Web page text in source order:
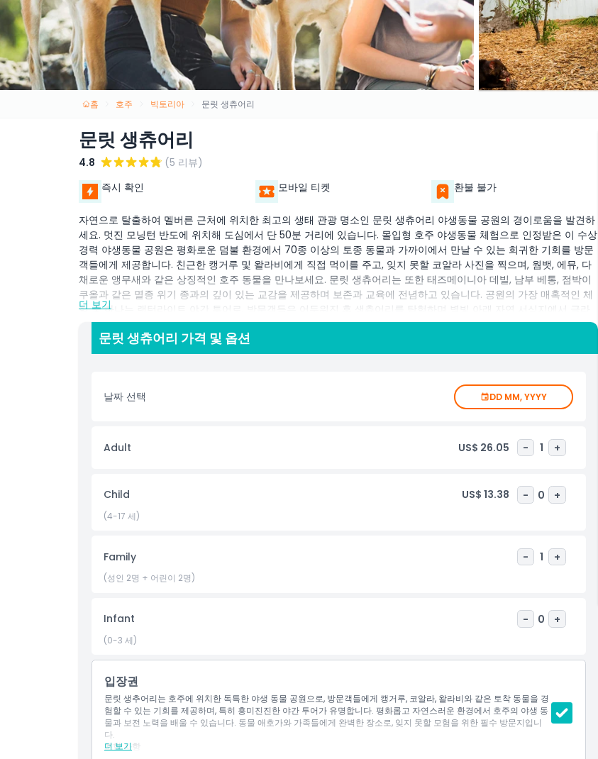
홈 호주 빅토리아 문릿 생츄어리
문릿 생츄어리
4.8
(5 리뷰)
즉시 확인
모바일 티켓 환불 불가
자연으로 탈출하여 멜버른 근처에 위치한 최고의 생태 관광 명소인 문릿 생츄어리 야생동물 공원의 경이로움을 발견하
세요. 멋진 모닝턴 반도에 위치해 도심에서 단 50분 거리에 있습니다. 몰입형 호주 야생동물 체험으로 인정받은 이 수상
경력 야생동물 공원은 평화로운 덤불 환경에서 70종 이상의 토종 동물과 가까이에서 만날 수 있는 희귀한 기회를 방문
객들에게 제공합니다. 친근한 캥거루 및 왈라비에게 직접 먹이를 주고, 잊지 못할 코알라 사진을 찍으며, 웜뱃, 에뮤, 다
채로운 앵무새와 같은 상징적인 호주 동물을 만나보세요. 문릿 생츄어리는 또한 태즈메이니아 데빌, 남부 베통, 점박이
쿠올과 같은 멸종 위기 종과의 깊이 있는 교감을 제공하며 보존과 교육에 전념하고 있습니다. 공원의 가장 매혹적인 체
험 중 하나는 랜턴라이트 야간 투어로, 방문객들은 어두워진 후 생츄어리를 탐험하며 별빛 아래 자연 서식지에서 글라
이더와 포토루 같은 야행성 동물을 목격합니다. 가족, 커플, 학교 단체 및 국제 관광객에게 완벽한 문릿 생츄어리 야생동
물 공원은 재미, 학습, 환경 인식을 하나로 결합한 마법 같은 목적지입니다. 현지인이든 방문객이든 멜버른 인근에서 호
주 동물을 볼 수 있는 최고의 장소 중 하나입니다. 오늘 방문 계획을 세우고 도심에서 차로 가까운 거리에서 진정으로
아동 성인 정책
운영 시간
위치
교환 방법
취소 정책
더 보기
문릿 생츄어리 가격 및 옵션
날짜 선택 DD MM, YYYY
Adult US$ 26.05 - 1 +
Child US$ 13.38 - 0 +
(4-17 세)
Family - 1 +
(성인 2명 + 어린이 2명)
Infant - 0 +
(0-3 세)
입장권
문릿 생추어리는 호주에 위치한 독특한 야생 동물 공원으로, 방문객들에게 캥거루, 코알라, 왈라비와 같은 토착 동물을 경
험할 수 있는 기회를 제공하며, 특히 흥미진진한 야간 투어가 유명합니다. 평화롭고 자연스러운 환경에서 호주의 야생 동
물과 보전 노력을 배울 수 있습니다. 동물 애호가와 가족들에게 완벽한 장소로, 잊지 못할 모험을 위한 필수 방문지입니
다.
더 보기
포함 사항